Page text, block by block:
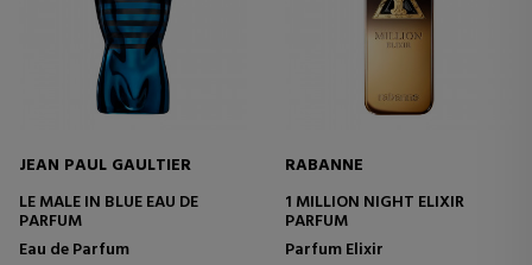
JEAN PAUL GAULTIER
LE MALE IN BLUE EAU DE
PARFUM
Eau de Parfum
RABANNE
1 MILLION NIGHT ELIXIR
PARFUM
Parfum Elixir